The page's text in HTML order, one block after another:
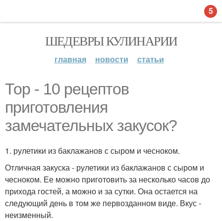
ШЕДЕВРЫ КУЛИНАРИИ
главная новости статьи
Тор - 10 рецептов
приготовления
замечательных закусок?
1. рулетики из баклажанов с сыром и чесноком.
Отличная закуска - рулетики из баклажанов с сыром и
чесноком. Ее можно приготовить за несколько часов до
прихода гостей, а можно и за сутки. Она остается на
следующий день в том же первозданном виде. Вкус -
неизменный.
5